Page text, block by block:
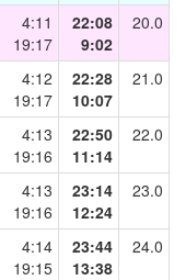
4:11
19:17
22:08
9:02
20.0
4:12
19:17
22:28
10:07
21.0
4:13
19:16
22:50
11:14
22.0
4:13
19:16
23:14
12:24
23.0
4:14
19:15
23:44
13:38
24.0